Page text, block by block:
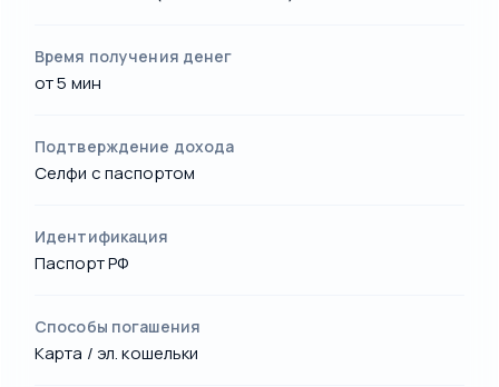
Время получения денег
от 5 мин
Подтверждение дохода
Селфи с паспортом
Идентификация
Паспорт РФ
Способы погашения
Карта / эл. кошельки